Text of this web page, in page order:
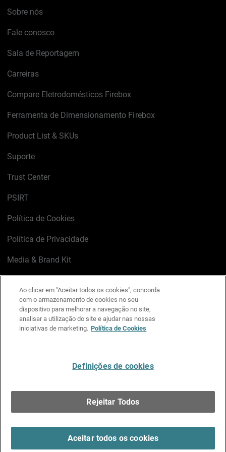
Sobre nós
Fale conosco
Sala de Reportagem
Carreiras
Compare Eletrodomésticos Firebox
Ferramenta de Dimensionamento Firebox
Product List & SKUs
Suporte
Trust Center
PSIRT
Política de Cookies
Política de Privacidade
Media & Brand Kit
LinkedIn
X FacebookInstagram
YouTube
Ao clicar em "Aceitar todos os cookies", concorda
com o armazenamento de cookies no seu
dispositivo para melhorar a navegação no site,
analisar a utilização do site e ajudar nas nossas
iniciativas de marketing. Política de Cookies
Definições de cookies
Rejeitar Todos
Aceitar todos os cookies